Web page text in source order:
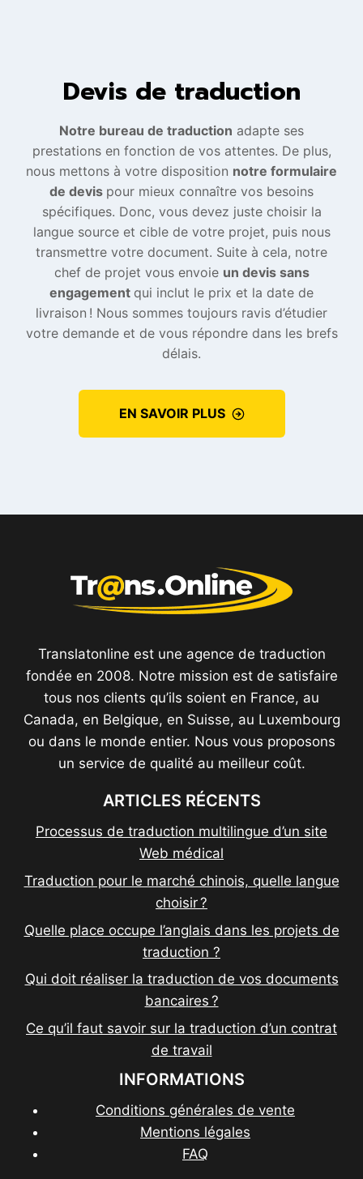
Devis de traduction
Notre bureau de traduction adapte ses
prestations en fonction de vos attentes. De plus,
nous mettons à votre disposition notre formulaire
de devis pour mieux connaître vos besoins
spécifiques. Donc, vous devez juste choisir la
langue source et cible de votre projet, puis nous
transmettre votre document. Suite à cela, notre
chef de projet vous envoie un devis sans
engagement qui inclut le prix et la date de
livraison ! Nous sommes toujours ravis d’étudier
votre demande et de vous répondre dans les brefs
délais.
EN SAVOIR PLUS
Translatonline est une agence de traduction
fondée en 2008. Notre mission est de satisfaire
tous nos clients qu’ils soient en France, au
Canada, en Belgique, en Suisse, au Luxembourg
ou dans le monde entier. Nous vous proposons
un service de qualité au meilleur coût.
ARTICLES RÉCENTS
Processus de traduction multilingue d’un site
Web médical
Traduction pour le marché chinois, quelle langue
choisir ?
Quelle place occupe l’anglais dans les projets de
traduction ?
Qui doit réaliser la traduction de vos documents
bancaires ?
Ce qu’il faut savoir sur la traduction d’un contrat
de travail
INFORMATIONS
Conditions générales de vente
Mentions légales
FAQ